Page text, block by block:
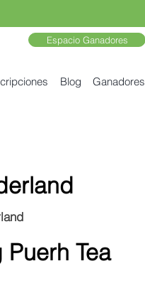
Espacio Ganadores
Blog Ganadores
Tea